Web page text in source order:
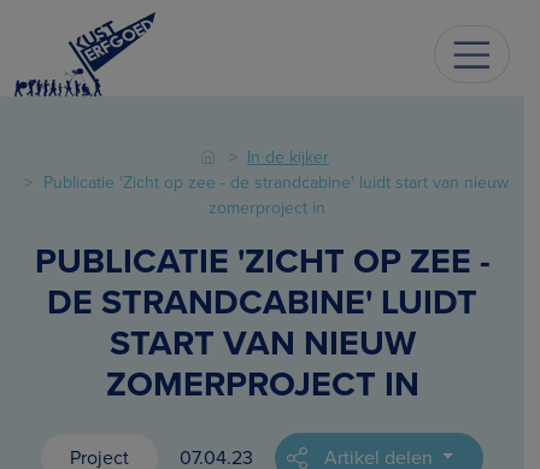
In de kijker
Publicatie 'Zicht op zee - de strandcabine' luidt start van nieuw
zomerproject in
PUBLICATIE 'ZICHT OP ZEE -
DE STRANDCABINE' LUIDT
START VAN NIEUW
ZOMERPROJECT IN
Project 07.04.23 Artikel delen